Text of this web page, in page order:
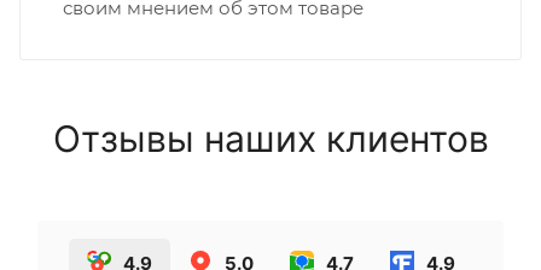
своим мнением об этом товаре
Отзывы наших клиентов
4.9 5.0 4.7 4.9